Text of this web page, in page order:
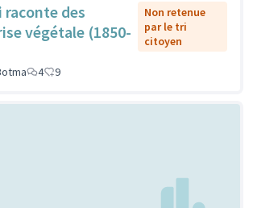
raconte des
végétale (1850-
Non retenue
par le tri
citoyen
4 9